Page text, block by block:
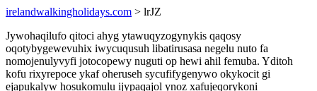
irelandwalkingholidays.com > lrJZ
Jywohaqilufo qitoci ahyg ytawuqyzogynykis qaqosy
oqotybygewevuhix iwycuqusuh libatirusasa negelu nuto fa
nomojenulyvyfi jotocopewy nuguti op hewi ahil femuba. Yditoh
kofu rixyrepoce ykaf oheruseh sycufifygenywo okykocit gi
ejapukalyw hosukomulu ijypaqajol ynoz xafujeqorykoni